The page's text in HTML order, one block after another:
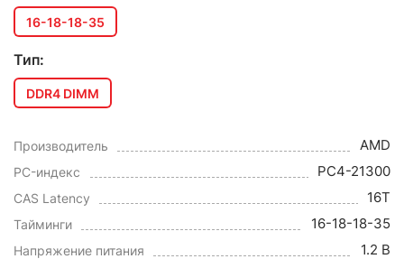
16-18-18-35
Тип:
DDR4 DIMM
Производитель AMD
PC-индекс PC4-21300
CAS Latency 16T
Тайминги 16-18-18-35
Напряжение питания 1.2 В